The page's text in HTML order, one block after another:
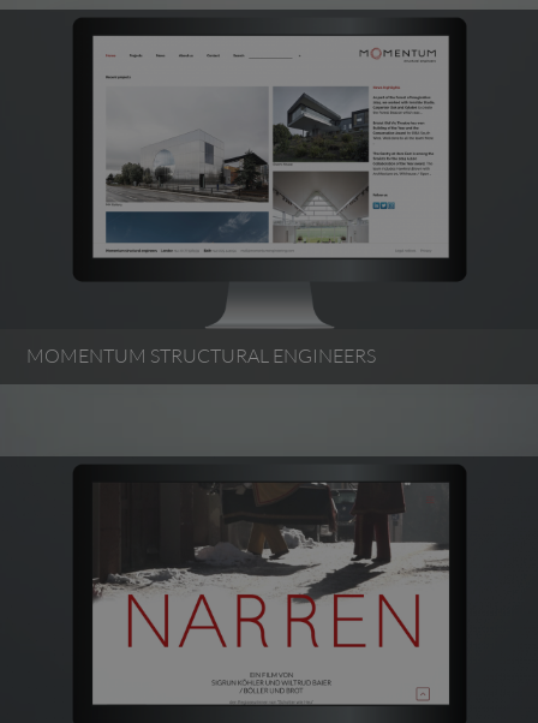
MOMENTUM STRUCTURAL ENGINEERS